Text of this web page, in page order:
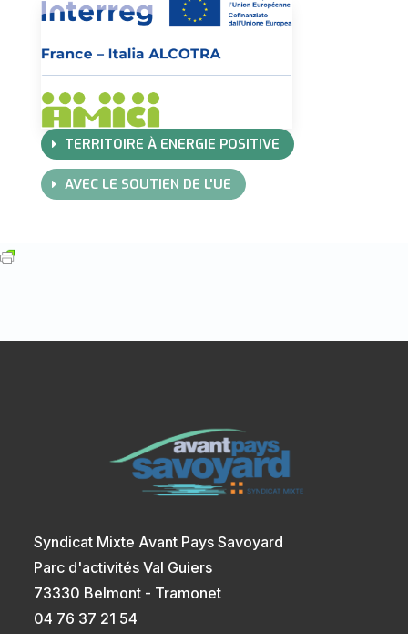
TERRITOIRE À ENERGIE POSITIVE
AVEC LE SOUTIEN DE L'UE
Syndicat Mixte Avant Pays Savoyard
Parc d'activités Val Guiers
73330 Belmont - Tramonet
04 76 37 21 54